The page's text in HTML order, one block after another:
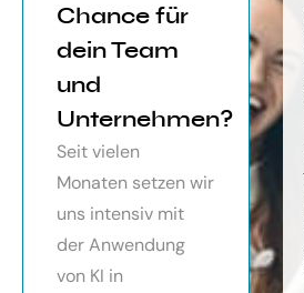
Chance für
dein Team
und
Unternehmen?
Seit vielen
Monaten setzen wir
uns intensiv mit
der Anwendung
von KI in
von
sehr
Der KI Manager
mich sehr
toller Überblick
über alles, was
mit kleinem
Ausblick.
Auf alle Fragen